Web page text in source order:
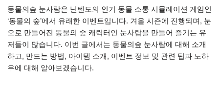
동물의숲 눈사람은 닌텐도의 인기 동물 소통 시뮬레이션 게임인
‘동물의 숲’에서 유래한 이벤트입니다. 겨울 시즌에 진행되며, 눈
으로 만들어진 동물의 숲 캐릭터인 눈사람을 만들어 즐기는 유
저들이 많습니다. 이번 글에서는 동물의숲 눈사람에 대해 소개
하고, 만드는 방법, 아이템 소개, 이벤트 정보 및 관련 팁과 노하
우에 대해 알아보겠습니다.